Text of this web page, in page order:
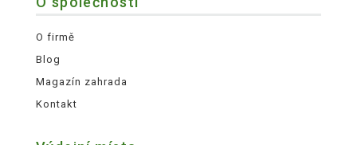
O firmě
Blog
Magazín zahrada
Kontakt